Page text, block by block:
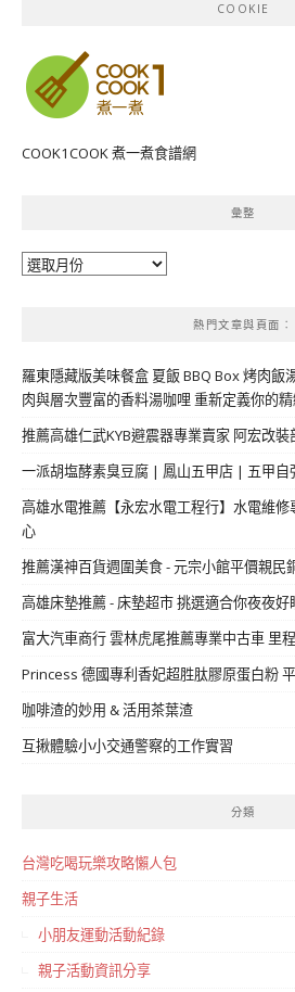
COOKIE
COOK1COOK 煮一煮食譜網
彙整
彙
熱門文章與頁面︰
羅東隱藏版美味餐盒 夏飯 BBQ Box 烤肉飯
肉與層次豐富的香料湯咖哩 重新定義你的
推薦高雄仁武KYB避震器專業賣家 阿宏改
一派胡塩酵素臭豆腐 | 鳳山五甲店 | 五甲
高雄水電推薦【永宏水電工程行】水電維
心
推薦漢神百貨週圍美食 - 元宗小館平價親民
高雄床墊推薦 - 床墊超市 挑選適合你夜夜
富大汽車商行 雲林虎尾推薦專業中古車 里
Princess 德國專利香妃超胜肽膠原蛋白粉
咖啡渣的妙用 & 活用茶葉渣
互揪體驗小小交通警察的工作實習
分類
台灣吃喝玩樂攻略懶人包
親子生活
小朋友運動活動紀錄
親子活動資訊分享